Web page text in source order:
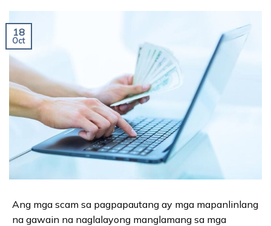
18
Oct
Ang mga scam sa pagpapautang ay mga mapanlinlang
na gawain na naglalayong manglamang sa mga